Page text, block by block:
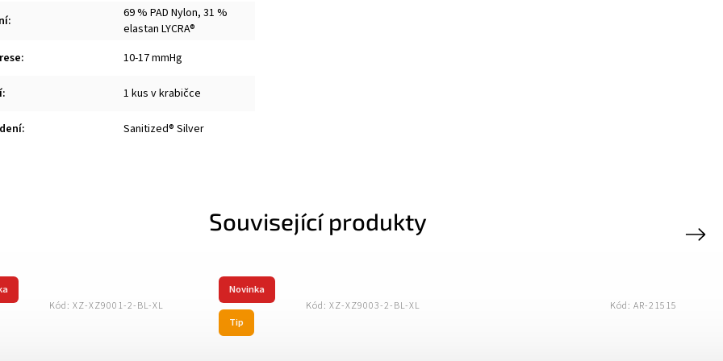
:
69 % PAD Nylon, 31 %
elastan LYCRA®
: 10-17 mmHg
: 1 kus v krabičce
: Sanitized® Silver
Související produkty
Kód:AR-21515
Novinka
Kód:XZ-XZ9002-2-BL-XL Kód:AR-19649
Next